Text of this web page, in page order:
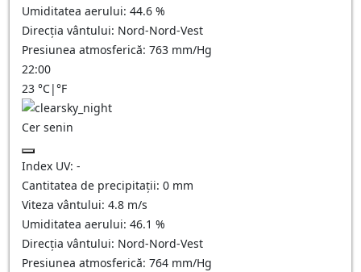
Umiditatea aerului: 44.6 %
Direcția vântului: Nord-Nord-Vest
Presiunea atmosferică: 763 mm/Hg
22:00
23 °C|°F
Cer senin
Index UV: -
Cantitatea de precipitații: 0 mm
Viteza vântului: 4.8 m/s
Umiditatea aerului: 46.1 %
Direcția vântului: Nord-Nord-Vest
Presiunea atmosferică: 764 mm/Hg